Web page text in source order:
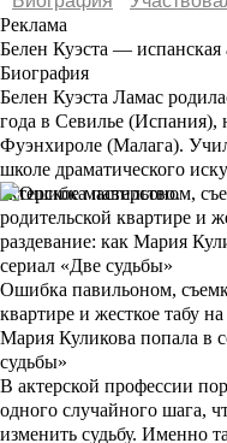
Реклама
Белен Куэста — испанская
Биография
Белен Куэста Ламас
года в Севилье (Испания),
Фуэнхироле (Малага).
школе драматического
актерское мастерство.
Ошибка павильоном,
квартире и жесткое табу
Мария Куликова попала в
судьбы»
В актерской профессии
одного случайного шага,
изменить судьбу. Именно